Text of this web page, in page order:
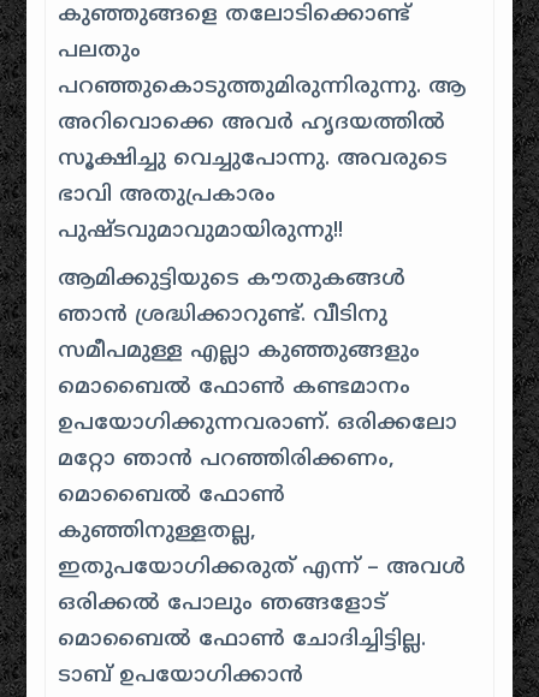
കുഞ്ഞുങ്ങളെ തലോടിക്കൊണ്ട്
പലതും
പറഞ്ഞുകൊടുത്തുമിരുന്നിരുന്നു. ആ
അറിവൊക്കെ അവർ ഹൃദയത്തിൽ
സൂക്ഷിച്ചു വെച്ചുപോന്നു. അവരുടെ
ഭാവി അതുപ്രകാരം
പുഷ്ടവുമാവുമായിരുന്നു!!
ആമിക്കുട്ടിയുടെ കൗതുകങ്ങൾ
ഞാൻ ശ്രദ്ധിക്കാറുണ്ട്. വീടിനു
സമീപമുള്ള എല്ലാ കുഞ്ഞുങ്ങളും
മൊബൈൽ ഫോൺ കണ്ടമാനം
ഉപയോഗിക്കുന്നവരാണ്. ഒരിക്കലോ
മറ്റോ ഞാൻ പറഞ്ഞിരിക്കണം,
മൊബൈൽ ഫോൺ
കുഞ്ഞിനുള്ളതല്ല,
ഇതുപയോഗിക്കരുത് എന്ന് – അവൾ
ഒരിക്കൽ പോലും ഞങ്ങളോട്
മൊബൈൽ ഫോൺ ചോദിച്ചിട്ടില്ല.
ടാബ് ഉപയോഗിക്കാൻ